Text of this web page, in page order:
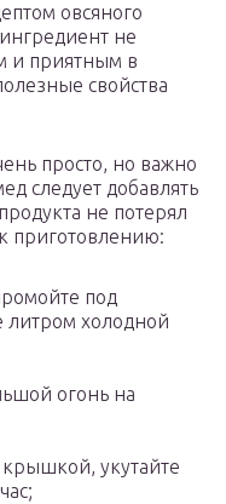
овсяного
не
и приятным в
свойства
просто, но важно
следует добавлять
не потерял
приготовлению:
под
литром холодной
огонь на
укутайте